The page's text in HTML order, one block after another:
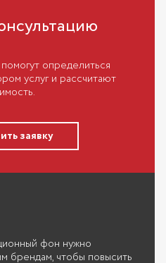
определиться
услуг и рассчитают
заявку
фон нужно
брендам, чтобы повысить